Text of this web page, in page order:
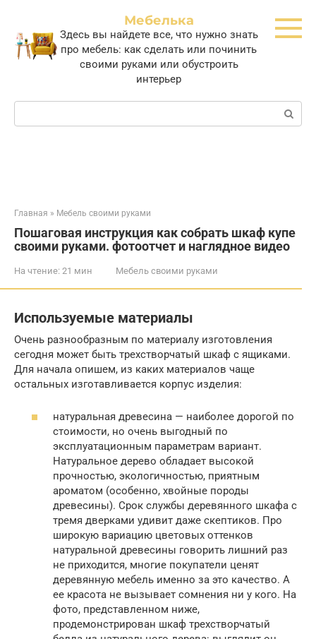
контенту
Мебелька
Здесь вы найдете все, что нужно знать
про мебель: как сделать или починить
своими руками или обустроить
интерьер
Поиск:
Главная » Мебель своими руками
Пошаговая инструкция как собрать шкаф купе
своими руками. фотоотчет и наглядное видео
На чтение: 21 мин Мебель своими руками
Используемые материалы
Очень разнообразным по материалу изготовления
сегодня может быть трехстворчатый шкаф с ящиками.
Для начала опишем, из каких материалов чаще
остальных изготавливается корпус изделия:
натуральная древесина — наиболее дорогой по
стоимости, но очень выгодный по
эксплуатационным параметрам вариант.
Натуральное дерево обладает высокой
прочностью, экологичностью, приятным
ароматом (особенно, хвойные породы
древесины). Срок службы деревянного шкафа с
тремя дверками удивит даже скептиков. Про
широкую вариацию цветовых оттенков
натуральной древесины говорить лишний раз
не приходится, многие покупатели ценят
деревянную мебель именно за это качество. А
ее красота не вызывает сомнения ни у кого. На
фото, представленном ниже,
продемонстрирован шкаф трехстворчатый